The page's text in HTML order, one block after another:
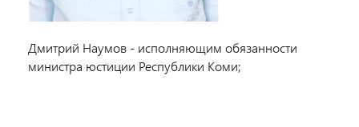
Дмитрий Наумов - исполняющим обязанности
министра юстиции Республики Коми;